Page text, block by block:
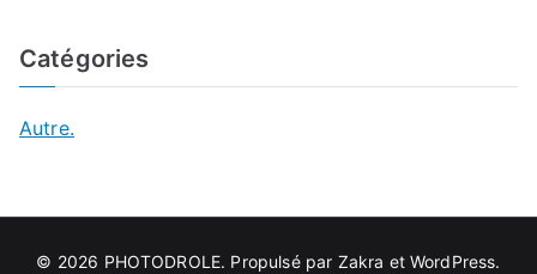
Catégories
Autre.
© 2026 PHOTODROLE. Propulsé par Zakra et WordPress.